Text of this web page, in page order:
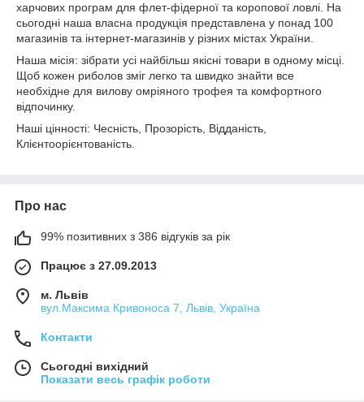
харчових програм для флет-фідерної та коропової ловлі. На
сьогодні наша власна продукція представлена у понад 100
магазинів та інтернет-магазинів у різних містах України.
Наша місія: зібрати усі найбільш якісні товари в одному місці.
Щоб кожен риболов зміг легко та швидко знайти все
необхідне для вилову омріяного трофея та комфортного
відпочинку.
Наші цінності: Чесність, Прозорість, Відданість,
Клієнтоорієнтованість.
Про нас
99% позитивних з 386 відгуків за рік
Працює з 27.09.2013
м. Львів
вул.Максима Кривоноса 7, Львів, Україна
Контакти
Сьогодні вихідний
Показати весь графік роботи